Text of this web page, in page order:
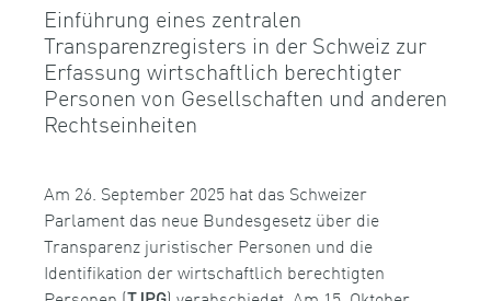
Einführung eines zentralen
Transparenzregisters in der Schweiz zur
Erfassung wirtschaftlich berechtigter
Personen von Gesellschaften und anderen
Rechtseinheiten
Am 26. September 2025 hat das Schweizer
Parlament das neue Bundesgesetz über die
Transparenz juristischer Personen und die
Identifikation der wirtschaftlich berechtigten